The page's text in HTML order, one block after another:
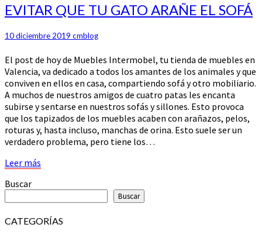
EVITAR
QUE
TU
GATO
EL
SOFÁ
EVITAR QUE TU GATO ARAÑE EL SOFÁ
10 diciembre 2019 cmblog
El post de hoy de Muebles Intermobel, tu tienda de muebles en
Valencia, va dedicado a todos los amantes de los animales y que
conviven en ellos en casa, compartiendo sofá y otro mobiliario.
A muchos de nuestros amigos de cuatro patas les encanta
subirse y sentarse en nuestros sofás y sillones. Esto provoca
que los tapizados de los muebles acaben con arañazos, pelos,
roturas y, hasta incluso, manchas de orina. Esto suele ser un
verdadero problema, pero tiene los…
Leer más
Buscar
Buscar
CATEGORÍAS